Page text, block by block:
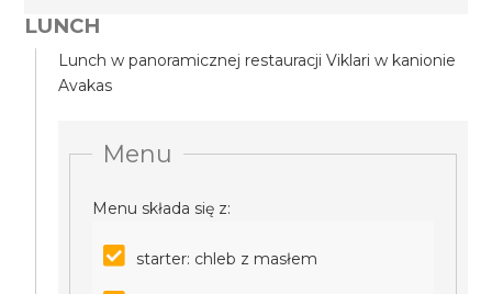
LUNCH
Lunch w panoramicznej restauracji Viklari w kanionie
Avakas
Menu
Menu składa się z:
starter: chleb z masłem